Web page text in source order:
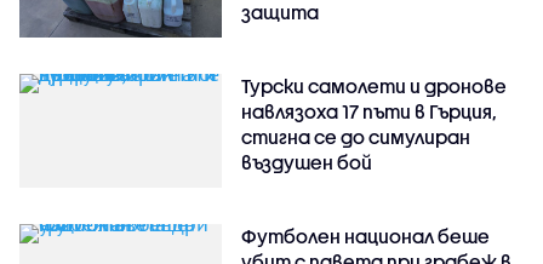
защита
Турски самолети и дронове
навлязоха 17 пъти в Гърция,
стигна се до симулиран
въздушен бой
Футболен национал беше